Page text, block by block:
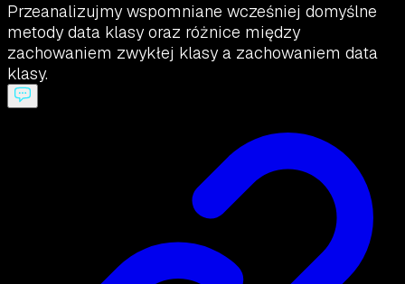
Przeanalizujmy wspomniane wcześniej domyślne
metody data klasy oraz różnice między
zachowaniem zwykłej klasy a zachowaniem data
klasy.